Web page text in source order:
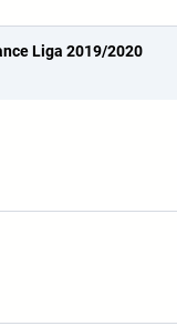
Liga 2019/2020